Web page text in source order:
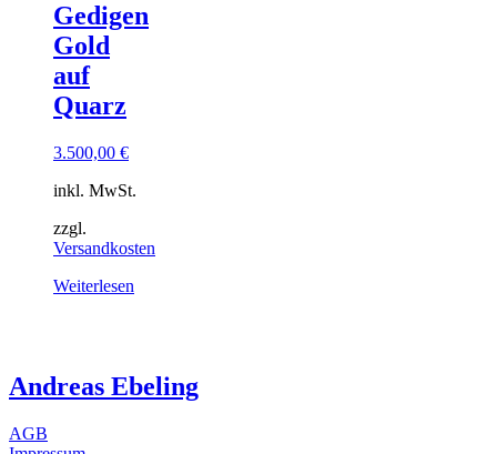
Gedigen
Gold
auf
Quarz
3.500,00 €
inkl. MwSt.
zzgl.
Versandkosten
Weiterlesen
Andreas Ebeling
AGB